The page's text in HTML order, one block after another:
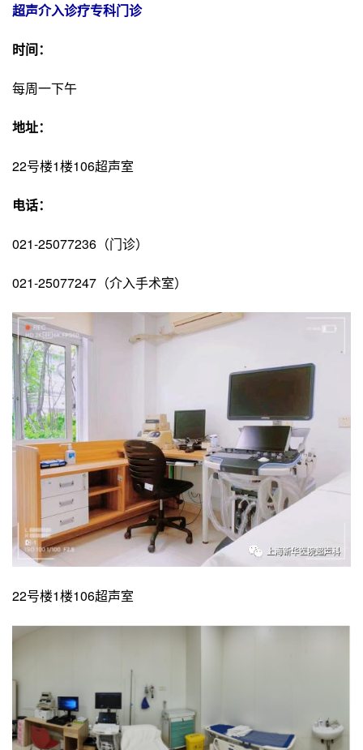
超声介入诊疗专科门诊
时间：
每周一下午
地址：
22号楼1楼106超声室
电话：
021-25077236（门诊）
021-25077247（介入手术室）
22号楼1楼106超声室